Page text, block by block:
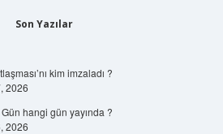
Son Yazılar
kim imzaladı ?
2026
hangi gün yayında ?
2026